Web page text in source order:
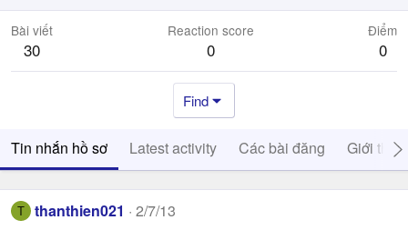
Bài viết
30
Reaction score
0
Điểm
0
Find
Tin nhắn hồ sơ Latest activity Các bài đăng Giới thiệu
T thanthien021 2/7/13